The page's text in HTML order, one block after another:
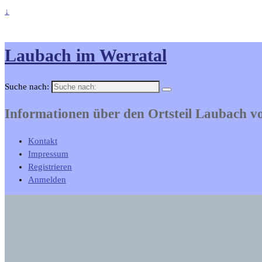
↓
Laubach im Werratal
Suche nach:
Informationen über den Ortsteil Laubach
Kontakt
Impressum
Registrieren
Anmelden